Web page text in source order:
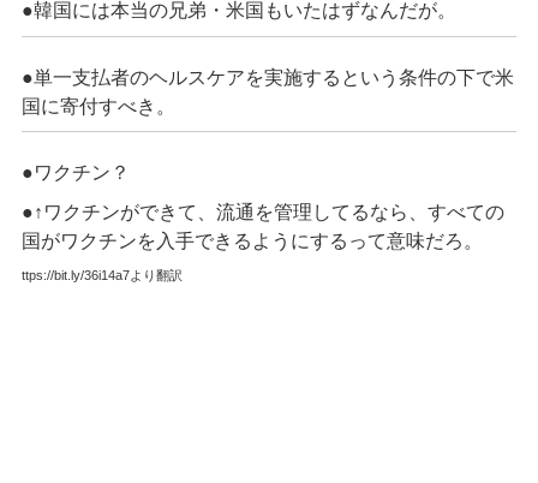
●韓国には本当の兄弟・米国もいたはずなんだが。
●単一支払者のヘルスケアを実施するという条件の下で米
国に寄付すべき。
●ワクチン？
●↑ワクチンができて、流通を管理してるなら、すべての
国がワクチンを入手できるようにするって意味だろ。
ttps://bit.ly/36i14a7より翻訳